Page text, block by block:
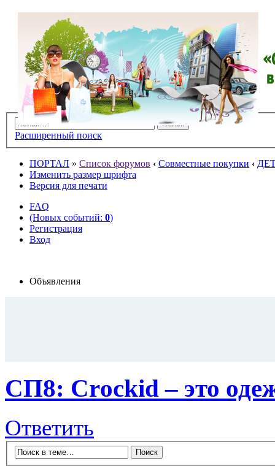
Расширенный поиск
ПОРТАЛ » Список форумов ‹ Совместные покупки ‹
Изменить размер шрифта
Версия для печати
FAQ
(Новых событий: 0)
Регистрация
Вход
Объявления
СП8: Сrосkid – это
Ответить